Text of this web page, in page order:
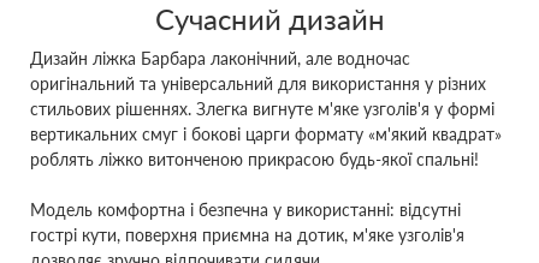
Сучасний дизайн
Дизайн ліжка Барбара лаконічний, але водночас
оригінальний та універсальний для використання у різних
стильових рішеннях. Злегка вигнуте м'яке узголів'я у формі
вертикальних смуг і бокові царги формату «м'який квадрат»
роблять ліжко витонченою прикрасою будь-якої спальні!
Модель комфортна і безпечна у використанні: відсутні
гострі кути, поверхня приємна на дотик, м'яке узголів'я